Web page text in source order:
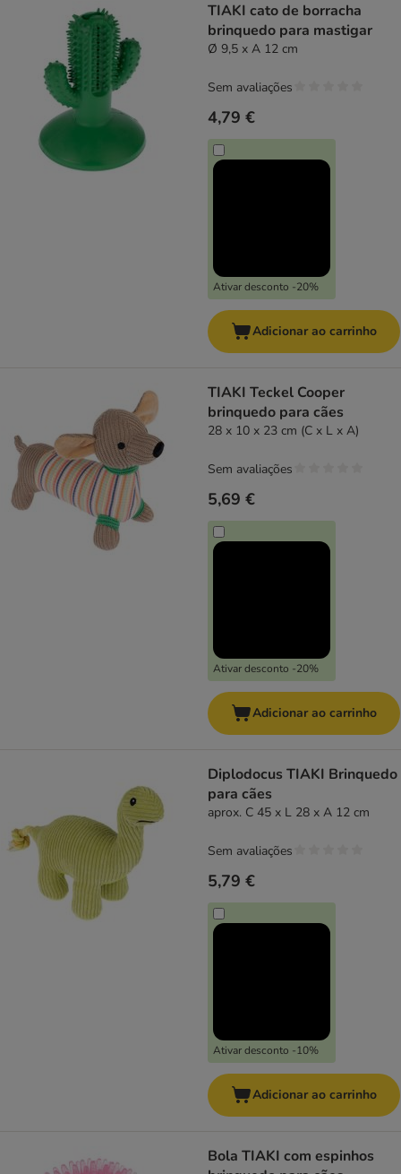
TIAKI cato de borracha
brinquedo para mastigar
Ø 9,5 x A 12 cm
4,79 €
Ativar desconto -20%
Sem avaliações
Adicionar ao carrinho
TIAKI Teckel Cooper
brinquedo para cães
28 x 10 x 23 cm (C x L x A)
5,69 €
Ativar desconto -20%
Sem avaliações
Adicionar ao carrinho
Diplodocus TIAKI Brinquedo
para cães
aprox. C 45 x L 28 x A 12 cm
5,79 €
Ativar desconto -10%
Sem avaliações
Adicionar ao carrinho
Bola TIAKI com espinhos